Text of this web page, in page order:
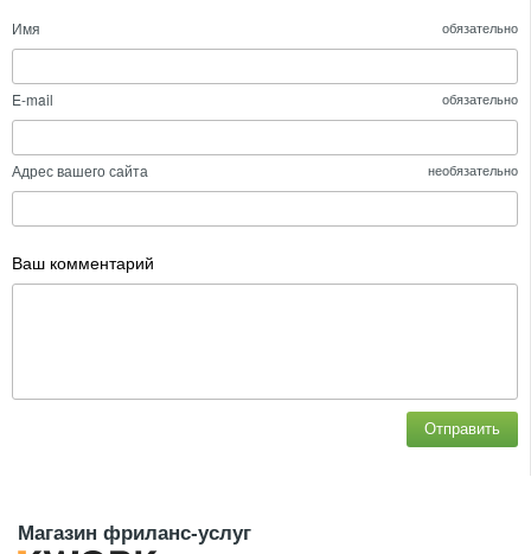
Имя обязательно
E-mail обязательно
Адрес вашего сайта необязательно
Ваш комментарий
Отправить
Магазин фриланс-услуг